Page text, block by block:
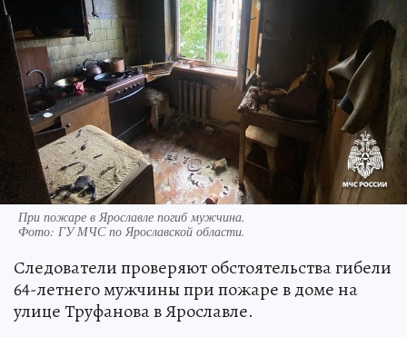
При пожаре в Ярославле погиб мужчина.
Фото: ГУ МЧС по Ярославской области.
Следователи проверяют обстоятельства гибели
64-летнего мужчины при пожаре в доме на
улице Труфанова в Ярославле.